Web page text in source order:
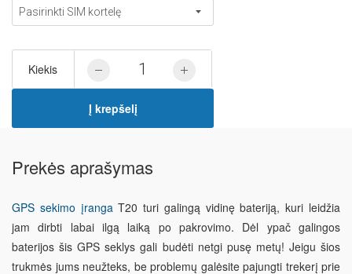
Kiekis
Į krepšelį
Prekės aprašymas
GPS sekimo įrangaT20 turi galingą vidinę bateriją, kuri leidžia
jam dirbti labai ilgą laiką po pakrovimo. Dėl ypač galingos
baterijos šisGPS seklys gali budėti netgi pusę metų! Jeigu šios
trukmės jums neužteks, be problemų galėsite pajungti trekerį prie